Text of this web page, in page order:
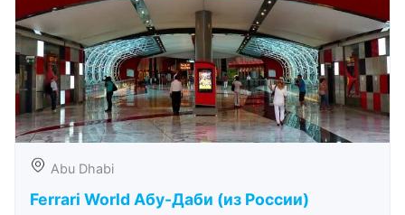
Abu Dhabi
Ferrari World Абу-Даби (из России)